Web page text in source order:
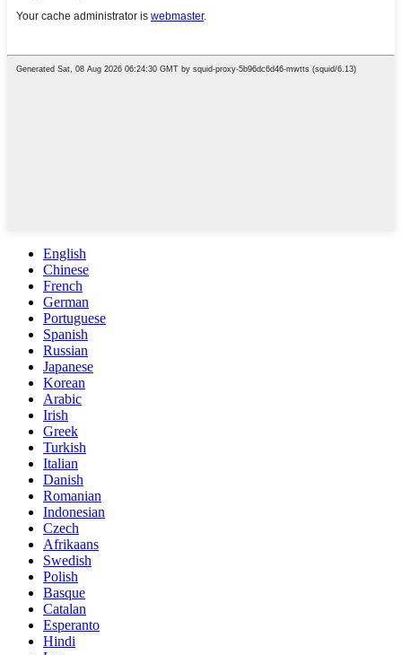
English
Chinese
French
German
Portuguese
Spanish
Russian
Japanese
Korean
Arabic
Irish
Greek
Turkish
Italian
Danish
Romanian
Indonesian
Czech
Afrikaans
Swedish
Polish
Basque
Catalan
Esperanto
Hindi